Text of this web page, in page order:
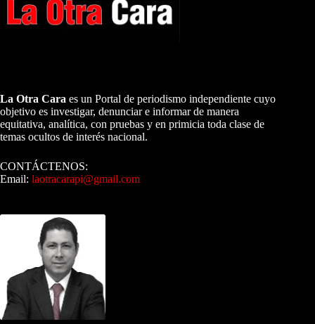
La Otra Cara es un Portal de periodismo independiente cuyo
objetivo es investigar, denunciar e informar de manera
equitativa, analítica, con pruebas y en primicia toda clase de
temas ocultos de interés nacional.
CONTÁCTENOS:
Email: laotracarapi@gmail.com